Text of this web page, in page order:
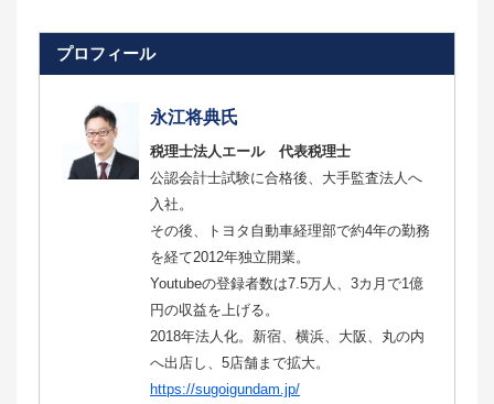
プロフィール
永江将典氏
税理士法人エール 代表税理士
公認会計士試験に合格後、大手監査法人へ
入社。
その後、トヨタ自動車経理部で約4年の勤務
を経て2012年独立開業。
Youtubeの登録者数は7.5万人、3カ月で1億
円の収益を上げる。
2018年法人化。新宿、横浜、大阪、丸の内
へ出店し、5店舗まで拡大。
https://sugoigundam.jp/